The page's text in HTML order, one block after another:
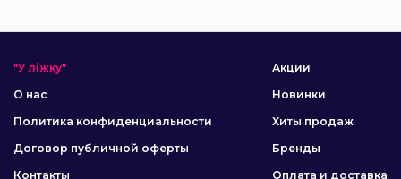
"У ліжку"
О нас
Политика конфиденциальности
Договор публичной оферты
Контакты
Акции
Новинки
Хиты продаж
Бренды
Оплата и доставка